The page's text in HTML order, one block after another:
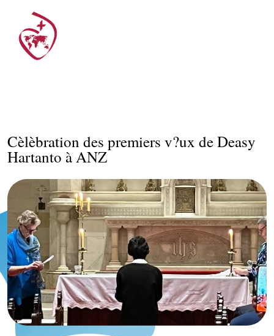
Cèlèbration des premiers v?ux de Deasy
Hartanto à ANZ